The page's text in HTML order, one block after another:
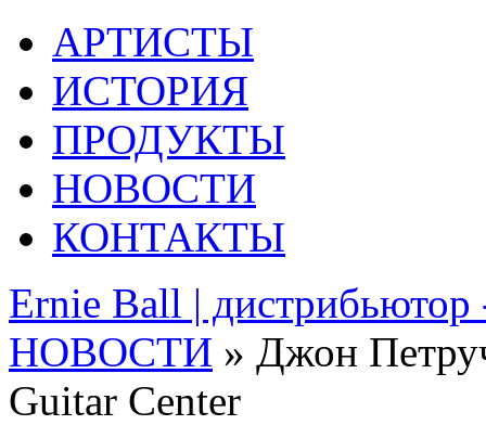
АРТИСТЫ
ИСТОРИЯ
ПРОДУКТЫ
НОВОСТИ
КОНТАКТЫ
Ernie Ball | дистрибьютор
НОВОСТИ » Джон
Guitar Center